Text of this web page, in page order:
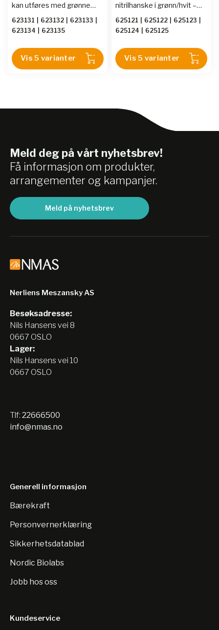
kan utføres med grønne
623131 623132 623133
623134
623135
Vis 5 varianter
nitrilhanske i grønn/hvit –
250 mm ekstra lange og
dobbeltlagede grønne
dispenser av resirkulert
papp som inneholder 150
625121 625122 625123
625124
625125
Vis 5 varianter
Meld deg på vårt nyhetsbrev!
Få informasjon om produkter,
arrangementer og kampanjer.
Meld på nyhetsbrev
Nerliens Meszansky AS
Besøksadresse:
Nils Hansens vei 8
0667 OSLO
Lager:
Nils Hansens vei 10
0667 OSLO
Tlf: 22666500
info@nmas.no
Generell informasjon
Bærekraft
Personvernerklæring
Sikkerhetsdatablad
Nordic Biolabs
Jobb hos oss
Kundeservice